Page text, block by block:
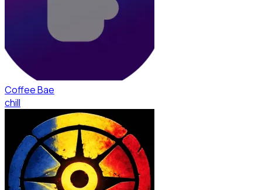
Coffee Bae
chill